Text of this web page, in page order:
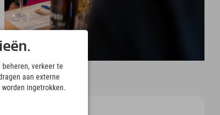
verkeer te
aan externe
ingetrokken.